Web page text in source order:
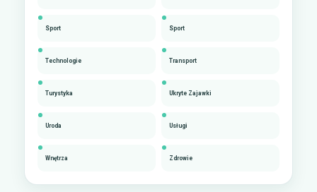
Sport Sport
Technologie Transport
Turystyka Ukryte Zajawki
Uroda Usługi
Wnętrza Zdrowie